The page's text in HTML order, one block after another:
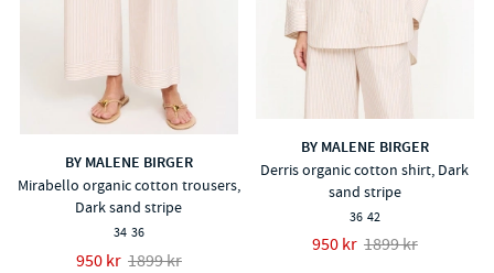
BY MALENE BIRGER
Mirabello organic cotton trousers,
Dark sand stripe
34 36
950 kr 1899 kr
BY MALENE BIRGER
Derris organic cotton shirt, Dark
sand stripe
36 42
950 kr 1899 kr